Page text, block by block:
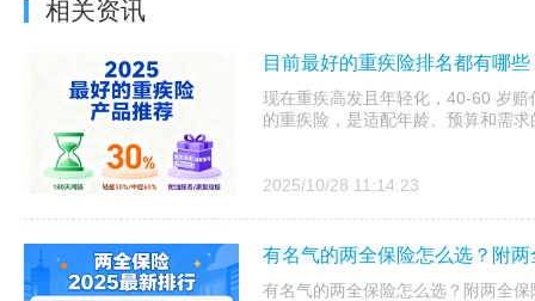
相关资讯
目前最好的重疾险排名都有哪
现在重疾高发且年轻化，40-60 岁赔
的重疾险，是适配年龄、预算和需
2025/10/28 11:14:23
有名气的两全保险怎么选？附
有名气的两全保险怎么选？附两全